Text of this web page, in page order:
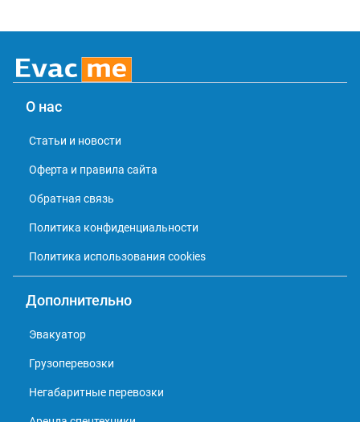
О нас
Статьи и новости
Оферта и правила сайта
Обратная связь
Политика конфиденциальности
Политика использования cookies
Дополнительно
Эвакуатор
Грузоперевозки
Негабаритные перевозки